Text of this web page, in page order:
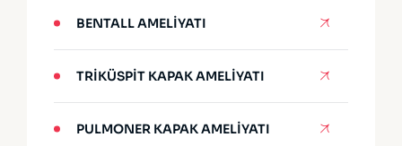
BENTALL AMELIYATI
TRIKÜSPIT KAPAK AMELIYATI
PULMONER KAPAK AMELIYATI